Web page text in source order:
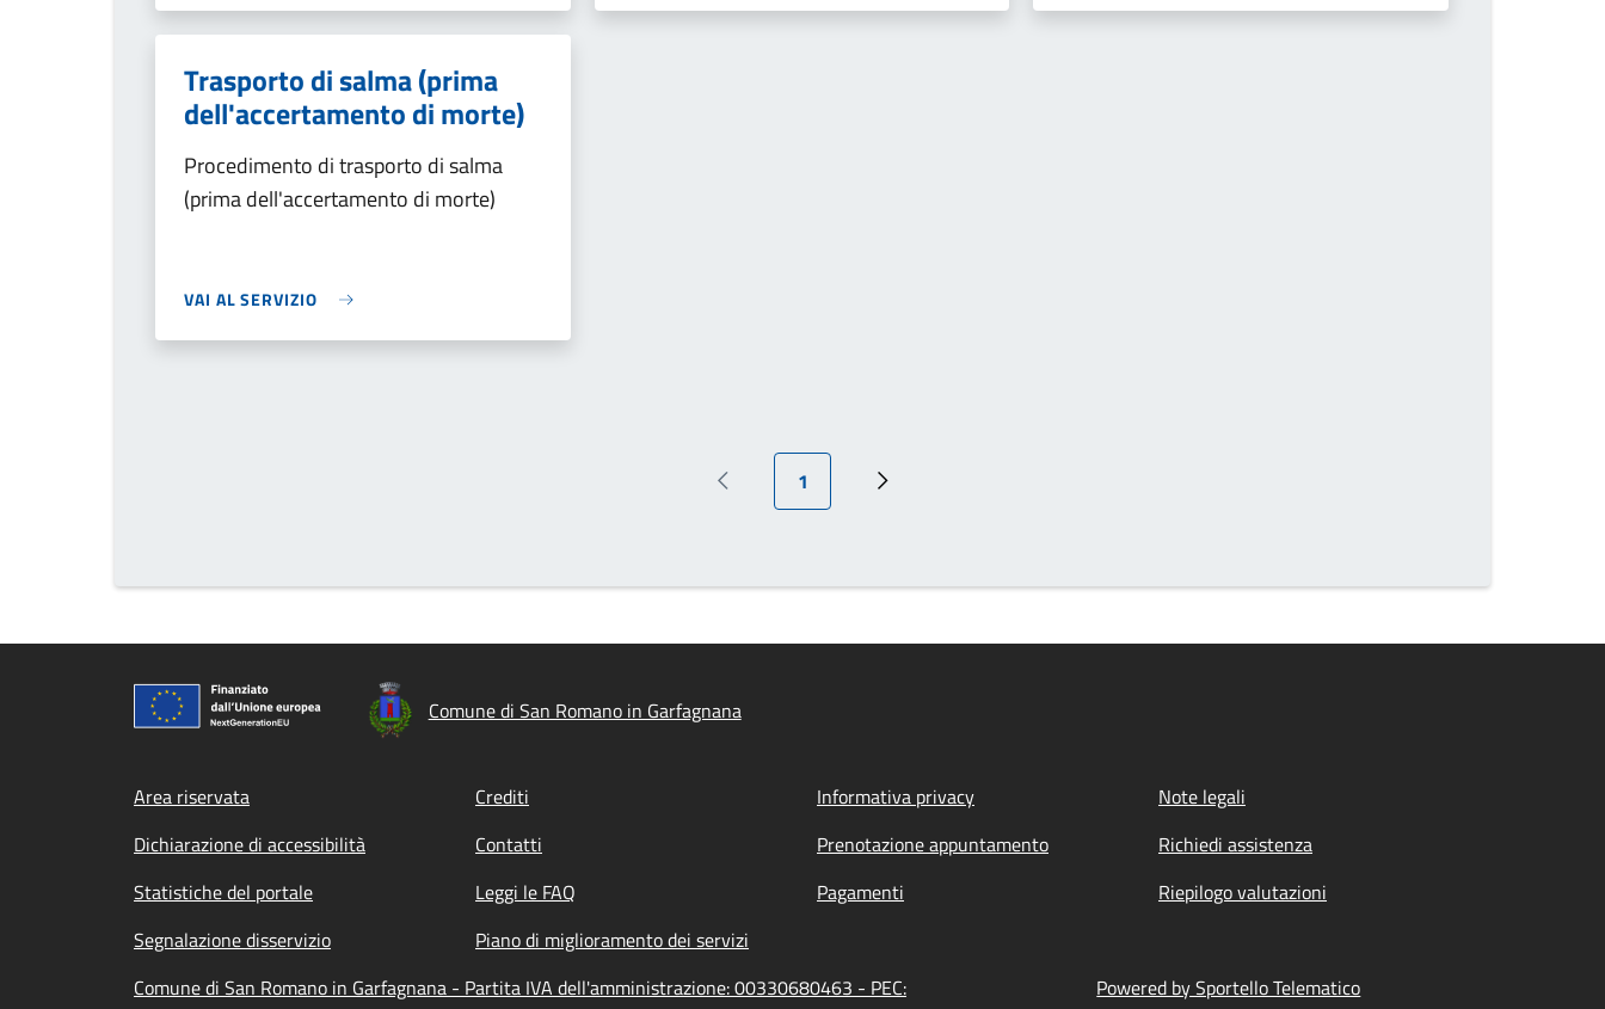
Trasporto di salma (prima
dell'accertamento di morte)
Procedimento di trasporto di salma
(prima dell'accertamento di morte)
VAI AL SERVIZIO
Pagina precedente
Pagina attuale
1
Pagina successiva
Comune di San Romano in Garfagnana
Footer menu
Area riservata Crediti Informativa privacy
Note legali
Dichiarazione di accessibilità
Contatti Prenotazione appuntamento
Richiedi assistenza
Statistiche del portale
Leggi le FAQ Pagamenti
Riepilogo valutazioni
Segnalazione disservizio
Piano di miglioramento dei servizi
Comune di San Romano in Garfagnana - Partita IVA dell'amministrazione: 00330680463 - PEC:
Powered by Sportello Telematico